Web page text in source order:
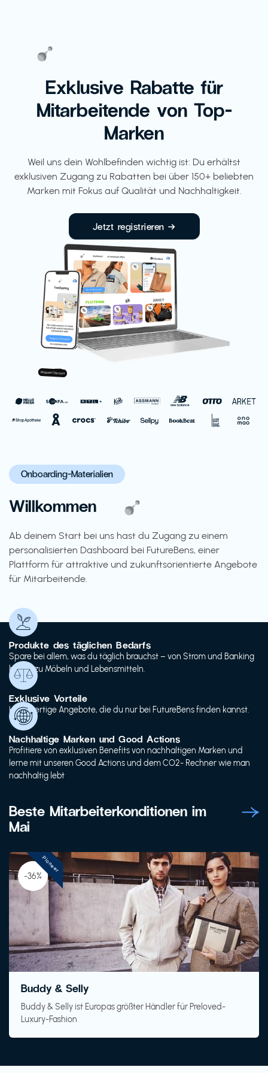
Exklusive Rabatte für
Mitarbeitende von Top-
Marken
Weil uns dein Wohlbefinden wichtig ist: Du erhältst
exklusiven Zugang zu Rabatten bei über 150+ beliebten
Marken mit Fokus auf Qualität und Nachhaltigkeit.
Jetzt registrieren →
Onboarding-Materialien
Willkommen
Ab deinem Start bei uns hast du Zugang zu einem
personalisierten Dashboard bei FutureBens, einer
Plattform für attraktive und zukunftsorientierte Angebote
für Mitarbeitende.
Produkte des täglichen Bedarfs
Spare bei allem, was du täglich brauchst – von Strom und Banking
bis hin zu Möbeln und Lebensmitteln.
Exklusive Vorteile
Hochwertige Angebote, die du nur bei FutureBens finden kannst.
Nachhaltige Marken und Good Actions
Profitiere von exklusiven Benefits von nachhaltigen Marken und
lerne mit unseren Good Actions und dem CO2- Rechner wie man
nachhaltig lebt
Beste Mitarbeiterkonditionen im
Mai
-36%
Buddy & Selly
Buddy & Selly ist Europas größter Händler für Preloved-
Luxury-Fashion
Pioneer